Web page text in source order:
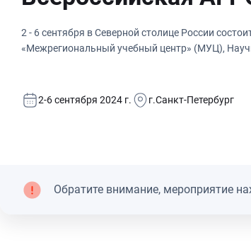
2 - 6 сентября в Северной столице России
«Межрегиональный учебный центр» (МУЦ),
2-6 сентября 2024 г. г.Санкт-Петербург
Обратите внимание, мероприятие